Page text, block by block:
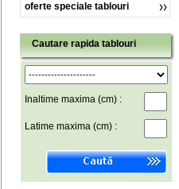
oferte speciale tablouri
Cautare rapida tablouri
Inaltime maxima (cm) :
Latime maxima (cm) :